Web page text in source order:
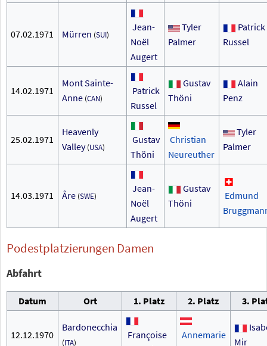
07.02.1971 Mürren (SUI)
Jean-
Noël
Augert
Tyler
Palmer
Patrick
Russel
14.02.1971
Mont Sainte-
Anne (CAN)
Patrick
Russel
Gustav
Thöni
Alain
Penz
25.02.1971
Heavenly
Valley (USA)
Gustav
Thöni
Christian
Neureuther
Tyler
Palmer
14.03.1971 Åre (SWE)
Jean-
Noël
Augert
Gustav
Thöni
Edmund
Podestplatzierungen Damen
Abfahrt
Datum Ort 1. Platz 2. Platz 3.
12.12.1970
Bardonecchia
(ITA)
Françoise
Annemarie
Mir